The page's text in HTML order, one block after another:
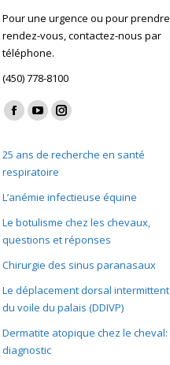
Pour une urgence ou pour prendre
rendez-vous, contactez-nous par
téléphone.
(450) 778-8100
Find us on:
Facebook
opens
in
new
window
YouTube
opens
new
window
Instagram
opens
new
window
25 ans de recherche en santé
respiratoire
L’anémie infectieuse équine
Le botulisme chez les chevaux,
questions et réponses
Chirurgie des sinus paranasaux
Le déplacement dorsal intermittent
du voile du palais (DDIVP)
Dermatite atopique chez le cheval:
diagnostic